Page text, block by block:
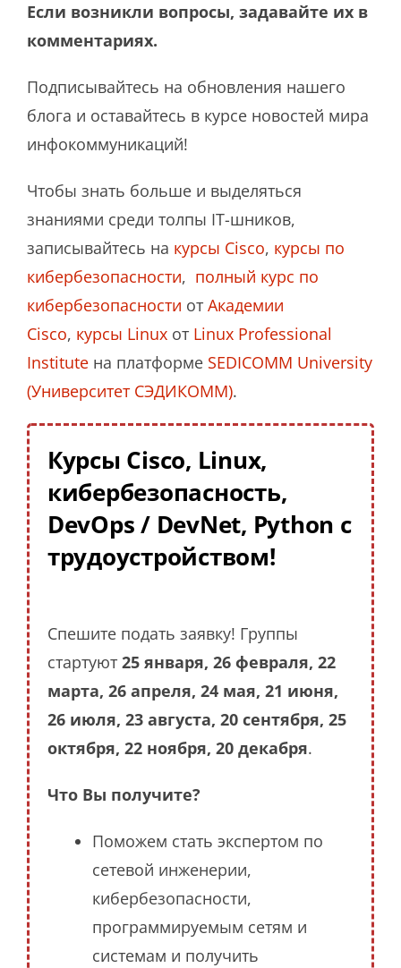
Если возникли вопросы, задавайте их в
комментариях.
Подписывайтесь на обновления нашего
блога и оставайтесь в курсе новостей мира
инфокоммуникаций!
Чтобы знать больше и выделяться
знаниями среди толпы IT-шников,
записывайтесь на курсы Cisco, курсы по
кибербезопасности, полный курс по
кибербезопасности от Академии
Cisco, курсы Linux от Linux Professional
Institute на платформе SEDICOMM University
(Университет СЭДИКОММ).
Курсы Cisco, Linux,
кибербезопасность,
DevOps / DevNet, Python с
трудоустройством!
Спешите подать заявку! Группы
стартуют 25 января, 26 февраля, 22
марта, 26 апреля, 24 мая, 21 июня,
26 июля, 23 августа, 20 сентября, 25
октября, 22 ноября, 20 декабря.
Что Вы получите?
Поможем стать экспертом по
сетевой инженерии,
кибербезопасности,
программируемым сетям и
системам и получить